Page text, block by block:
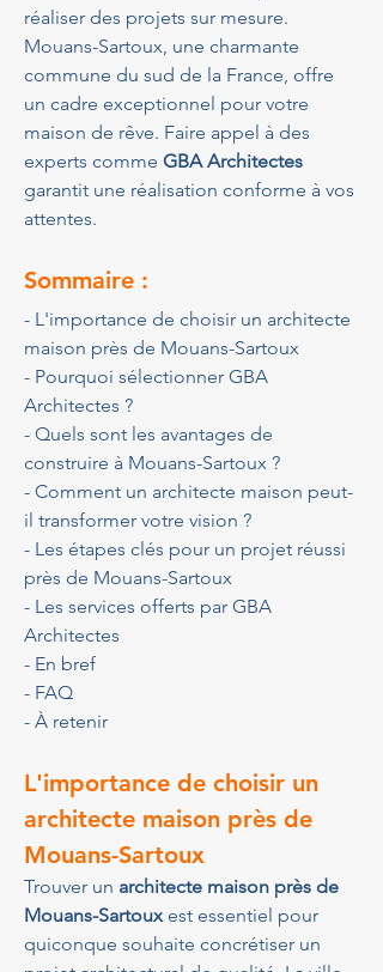
réaliser des projets sur mesure.
Mouans-Sartoux, une charmante
commune du sud de la France, offre
un cadre exceptionnel pour votre
maison de rêve. Faire appel à des
experts comme GBA Architectes
garantit une réalisation conforme à vos
attentes.
Sommaire :
- L'importance de choisir un architecte
maison près de Mouans-Sartoux
- Pourquoi sélectionner GBA
Architectes ?
- Quels sont les avantages de
construire à Mouans-Sartoux ?
- Comment un architecte maison peut-
il transformer votre vision ?
- Les étapes clés pour un projet réussi
près de Mouans-Sartoux
- Les services offerts par GBA
Architectes
- En bref
- FAQ
- À retenir
L'importance de choisir un
architecte maison près de
Mouans-Sartoux
Trouver un architecte maison près de
Mouans-Sartoux est essentiel pour
quiconque souhaite concrétiser un